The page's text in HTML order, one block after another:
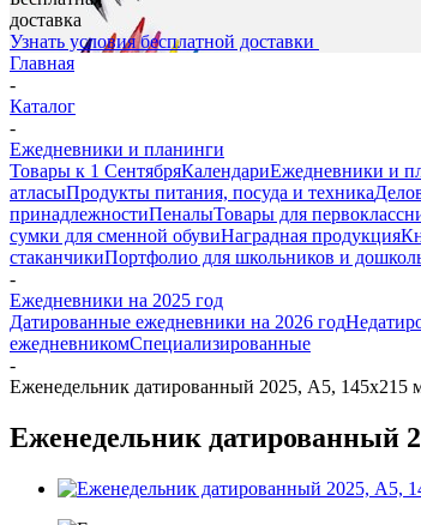
доставка
Узнать условия бесплатной доставки
Главная
-
Каталог
-
Ежедневники и планинги
Товары к 1 СентябряКалендариЕжедневники и
атласыПродукты питания, посуда и техника
принадлежностиПеналыТовары для
сумки для сменной обувиНаградная продукция
стаканчикиПортфолио для школьников и
-
Ежедневники на 2025 год
Датированные ежедневники на 2026 год
ежедневникомСпециализированные
-
Еженедельник датированный 2025, А5,
Еженедельник датированный